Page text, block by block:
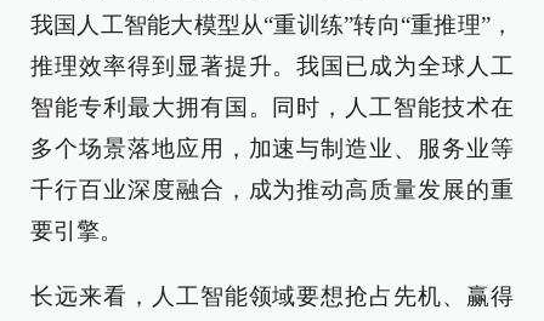
我国人工智能大模型从“重训练”转向“重推理”，
推理效率得到显著提升。我国已成为全球人工
智能专利最大拥有国。同时，人工智能技术在
多个场景落地应用，加速与制造业、服务业等
千行百业深度融合，成为推动高质量发展的重
要引擎。
长远来看，人工智能领域要想抢占先机、赢得